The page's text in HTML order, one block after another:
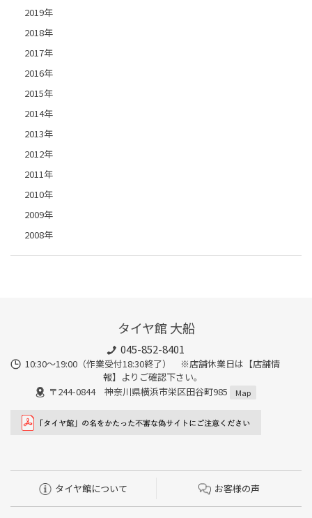
2019年
2018年
2017年
2016年
2015年
2014年
2013年
2012年
2011年
2010年
2009年
2008年
タイヤ館 大船
045-852-8401
10:30～19:00（作業受付18:30終了） ※店舗休業日は【店舗情
報】よりご確認下さい。
〒244-0844 神奈川県横浜市栄区田谷町985
Map
タイヤ館について お客様の声